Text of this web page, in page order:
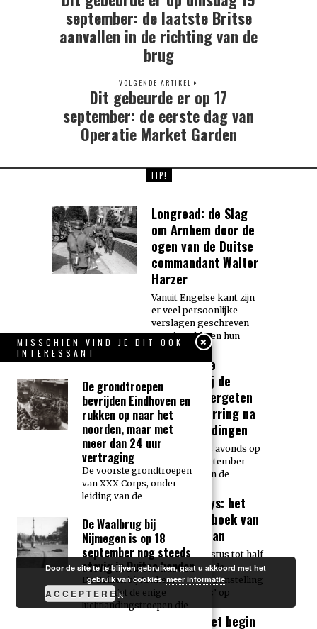
post:
september: de laatste Britse
aanvallen in de richting van de
brug
VOLGENDE ARTIKEL
Next
Dit gebeurde er op 17
september: de eerste dag van
Operatie Market Garden
TIP!
Longread: de Slag
om Arnhem door de
ogen van de Duitse
commandant Walter
Harzer
Vanuit Engelse kant zijn
er veel persoonlijke
verslagen geschreven
waarin soldaten hun
Geen Duitse
soldaten bij de
Rijnbrug: vergeten
in de verwarring na
de luchtlandingen
Rond 20 uur ’s avonds op
zondag 17 september
1944 bereikten de
Arnhem Boys: het
oorlogsdagboek van
Steve Morgan
Van eind augustus tot half
oktober staat de
openluchttentoonstelling
‘Arnhem Boys’ op
Vlak voor het begin
MISSCHIEN VIND JE DIT OOK
INTERESSANT
De grondtroepen
bevrijden Eindhoven en
rukken op naar het
noorden, maar met
meer dan 24 uur
vertraging
De voorste grondtroepen
van XXX Corps, onder
leiding van de
De Waalbrug bij
Nijmegen is op 18
september nog steeds
stevig in Duitse handen
De Britten bij Arnhem
waren niet de enige
luchtlandingstroepen die
Door de site te te blijven gebruiken, gaat u akkoord met het
gebruik van cookies.meer informatie
ACCEPTEREN